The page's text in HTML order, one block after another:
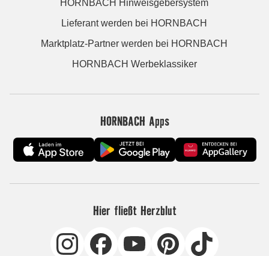
HORNBACH Hinweisgebersystem
Lieferant werden bei HORNBACH
Marktplatz-Partner werden bei HORNBACH
HORNBACH Werbeklassiker
HORNBACH Apps
Hier fließt Herzblut